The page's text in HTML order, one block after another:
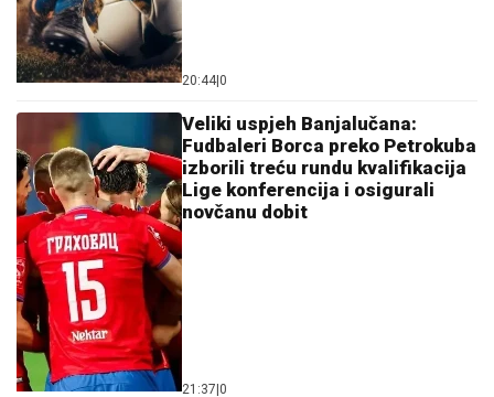
20:44 0
Veliki uspjeh Banjalučana:
Fudbaleri Borca preko Petrokuba
izborili treću rundu kvalifikacija
Lige konferencija i osigurali
novčanu dobit
21:37 0